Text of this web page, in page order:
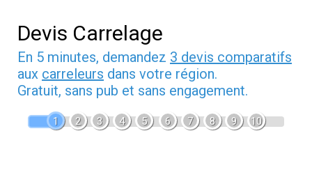
Devis Carrelage
En 5 minutes, demandez 3 devis comparatifs
aux carreleurs dans votre région.
Gratuit, sans pub et sans engagement.
1 2 3 4 5 6 7 8 9 10